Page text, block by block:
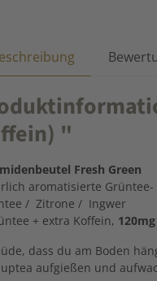
"
Fresh Green
aromatisierte Grüntee-
/ Zitrone / Ingwer
+ extra Koffein,
dass du am Boden
uptea aufgießen und